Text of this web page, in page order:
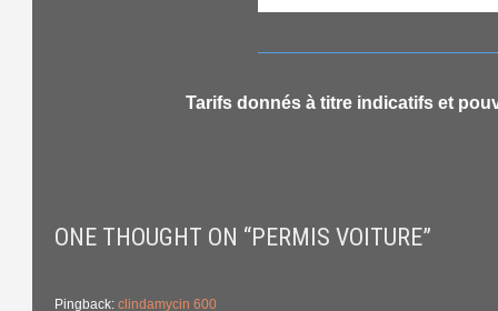
Tarifs donnés à titre indicatifs et
ONE THOUGHT ON “PERMIS VOITURE”
Pingback:clindamycin 600